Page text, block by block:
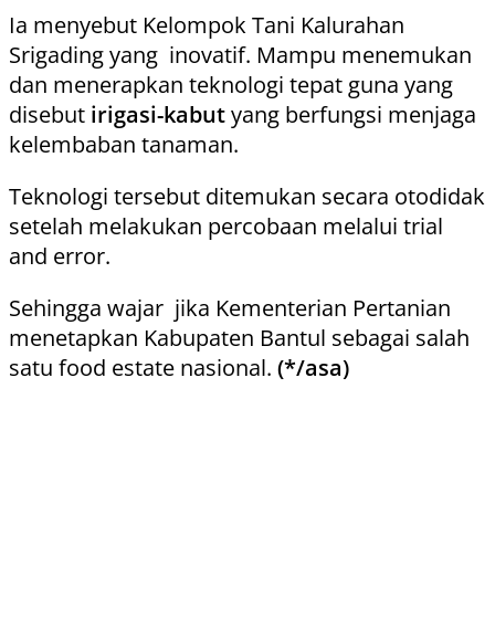
Ia menyebut Kelompok Tani Kalurahan
Srigading yang inovatif. Mampu menemukan
dan menerapkan teknologi tepat guna yang
disebut irigasi-kabutyang berfungsi menjaga
kelembaban tanaman.
Teknologi tersebut ditemukan secara otodidak
setelah melakukan percobaan melalui trial
and error.
Sehingga wajar jika Kementerian Pertanian
menetapkan Kabupaten Bantul sebagai salah
satu food estate nasional. (*/asa)